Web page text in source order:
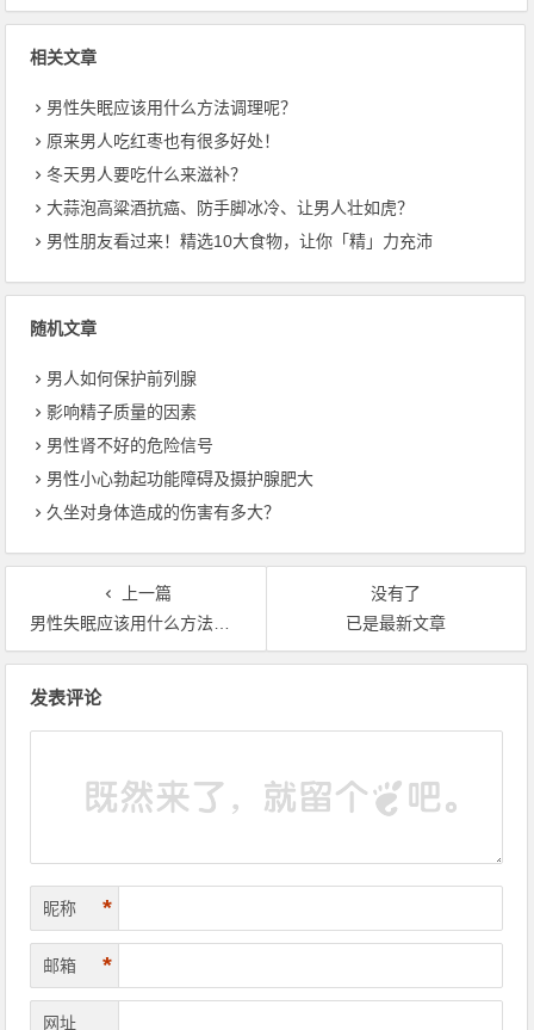
相关文章
男性失眠应该用什么方法调理呢？
原来男人吃红枣也有很多好处！
冬天男人要吃什么来滋补？
大蒜泡高粱酒抗癌、防手脚冰冷、让男人壮如虎？
男性朋友看过来！精选10大食物，让你「精」力充沛
随机文章
男人如何保护前列腺
影响精子质量的因素
男性肾不好的危险信号
男性小心勃起功能障碍及摄护腺肥大
久坐对身体造成的伤害有多大？
上一篇
男性失眠应该用什么方法调理呢？
没有了
已是最新文章
发表评论
昵称 *
邮箱 *
网址